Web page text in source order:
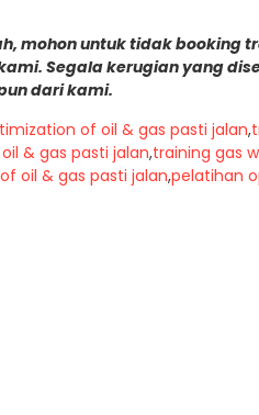
mohon untuk tidak booking
Segala kerugian yang
dari kami.
of oil & gas pasti jalan,
& gas pasti jalan,training gas
oil & gas pasti jalan,pelatihan